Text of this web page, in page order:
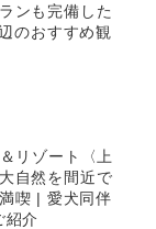
ンも完備した
のおすすめ観
リゾート〈上
自然を間近で
喫 | 愛犬同伴
紹介